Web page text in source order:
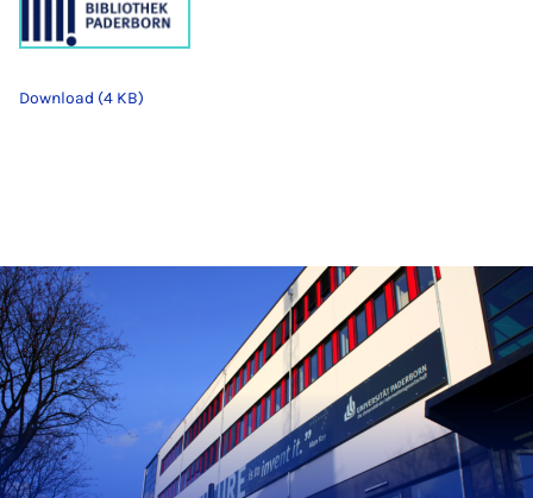
Download (4 KB)